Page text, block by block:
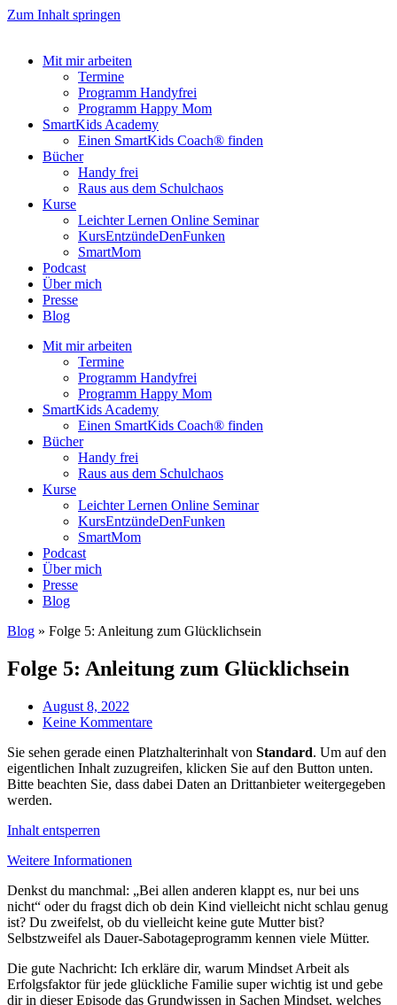
Zum Inhalt springen
Mit mir arbeiten
Termine
Programm Handyfrei
Programm Happy Mom
SmartKids Academy
Einen SmartKids Coach® finden
Bücher
Handy frei
Raus aus dem Schulchaos
Kurse
Leichter Lernen Online Seminar
KursEntzündeDenFunken
SmartMom
Podcast
Über mich
Presse
Blog
Mit mir arbeiten
Termine
Programm Handyfrei
Programm Happy Mom
SmartKids Academy
Einen SmartKids Coach® finden
Bücher
Handy frei
Raus aus dem Schulchaos
Kurse
Leichter Lernen Online Seminar
KursEntzündeDenFunken
SmartMom
Podcast
Über mich
Presse
Blog
Blog » Folge 5: Anleitung zum Glücklichsein
Folge 5: Anleitung zum Glücklichsein
August 8, 2022
Keine Kommentare
Sie sehen gerade einen Platzhalterinhalt von Standard. Um auf den
eigentlichen Inhalt zuzugreifen, klicken Sie auf den Button unten.
Bitte beachten Sie, dass dabei Daten an Drittanbieter weitergegeben
werden.
Inhalt entsperren
Weitere Informationen
Denkst du manchmal: „Bei allen anderen klappt es, nur bei uns
nicht“ oder du fragst dich ob dein Kind vielleicht nicht schlau genug
ist? Du zweifelst, ob du vielleicht keine gute Mutter bist?
Selbstzweifel als Dauer-Sabotageprogramm kennen viele Mütter.
Die gute Nachricht: Ich erkläre dir, warum Mindset Arbeit als
Erfolgsfaktor für jede glückliche Familie super wichtig ist und gebe
dir in dieser Episode das Grundwissen in Sachen Mindset, welches